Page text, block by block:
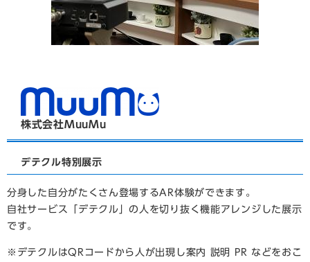
​株式会社MuuMu
デテクル特別展示
分身した自分がたくさん登場するAR体験ができます。
自社サービス「デテクル」の人を切り抜く機能アレンジした展示
です。
※デテクルはQRコードから人が出現し案内 説明 PR などをおこ